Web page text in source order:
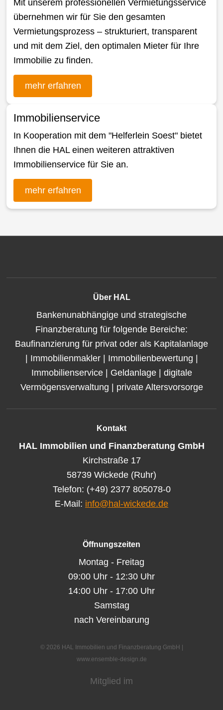
Mit unserem professionellen Vermietungsservice
übernehmen wir für Sie den gesamten
Vermietungsprozess – strukturiert, transparent
und mit dem Ziel, den optimalen Mieter für Ihre
Immobilie zu finden.
mehr erfahren
Immobilienservice
In Kooperation mit dem "Helferlein Soest" bietet
Ihnen die HAL einen weiteren attraktiven
Immobilienservice für Sie an.
mehr erfahren
Über HAL
Bankenunabhängige und strategische
Finanzberatung für folgende Bereiche:
Baufinanzierung für privat oder als Kapitalanlage
| Immobilienmakler | Immobilienbewertung |
Immobilienservice | Geldanlage | digitale
Vermögensverwaltung | private Altersvorsorge
Kontakt
HAL Immobilien und Finanzberatung GmbH
Kirchstraße 17
58739 Wickede (Ruhr)
Telefon: (+49) 2377 805078-0
E-Mail: info@hal-wickede.de
Öffnungszeiten
Montag - Freitag
09:00 Uhr - 12:30 Uhr
14:00 Uhr - 17:00 Uhr
Samstag
nach Vereinbarung
© 2026 HAL Immobilien und Finanzberatung GmbH |
www.ensemble-design.de
Mitglied im